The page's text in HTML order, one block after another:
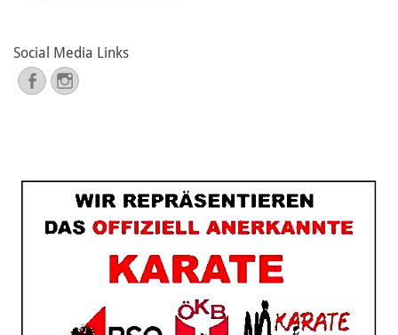
Social Media Links
FacebookInstagram